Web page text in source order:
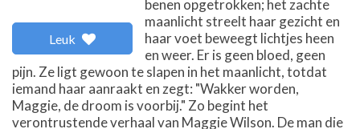
Leuk
benen opgetrokken; het zachte
maanlicht streelt haar gezicht en
haar voet beweegt lichtjes heen
en weer. Er is geen bloed, geen
pijn. Ze ligt gewoon te slapen in het maanlicht, totdat
iemand haar aanraakt en zegt: "Wakker worden,
Maggie, de droom is voorbij." Zo begint het
verontrustende verhaal van Maggie Wilson. De man die